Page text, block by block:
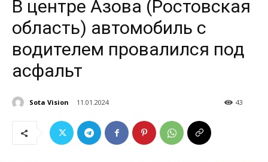
В центре Азова (Ростовская
область) автомобиль с
водителем провалился под
асфальт
Sota Vision 11.01.2024 43